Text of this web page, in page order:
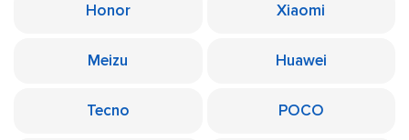
Honor Xiaomi
Meizu Huawei
Tecno POCO